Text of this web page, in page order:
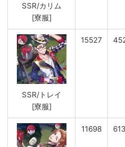
SSR/カリム
[寮服]
SSR/トレイ
[寮服]
15527
11698